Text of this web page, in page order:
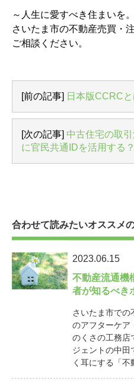
～人生に愛すべき住まいを
さいたま市の不動産売買・
ご相談ください。
[前の記事] 日本版CCRC
[次の記事] 中古住宅の取
に官民共通IDを活用する？
合わせて読みたいオススメ
2023.06.15
不動産流通機
者が知るべき
さいたま市での
のアフターケア
のくさの工務店
ジェントの中田
く耳にする「不